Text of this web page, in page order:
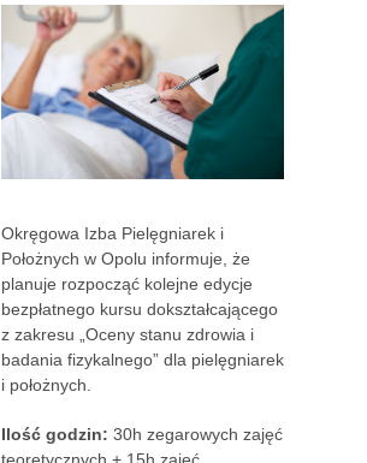
Okręgowa Izba Pielęgniarek i
Położnych w Opolu informuje, że
planuje rozpocząć kolejne edycje
bezpłatnego kursu dokształcającego
z zakresu „Oceny stanu zdrowia i
badania fizykalnego” dla pielęgniarek
i położnych.
Ilość godzin: 30h zegarowych zajęć
teoretycznych + 15h zajęć